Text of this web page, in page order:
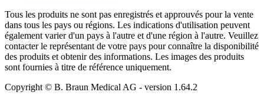
Tous les produits ne sont pas enregistrés et approuvés pour la vente
dans tous les pays ou régions. Les indications d'utilisation peuvent
également varier d'un pays à l'autre et d'une région à l'autre. Veuillez
contacter le représentant de votre pays pour connaître la disponibilité
des produits et obtenir des informations. Les images des produits
sont fournies à titre de référence uniquement.
Copyright © B. Braun Medical AG - version 1.64.2